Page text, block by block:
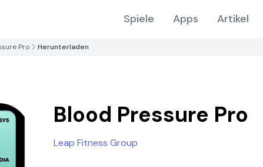
Spiele Apps Artikel
Pro Herunterladen
Blood Pressure Pro
Leap Fitness Group